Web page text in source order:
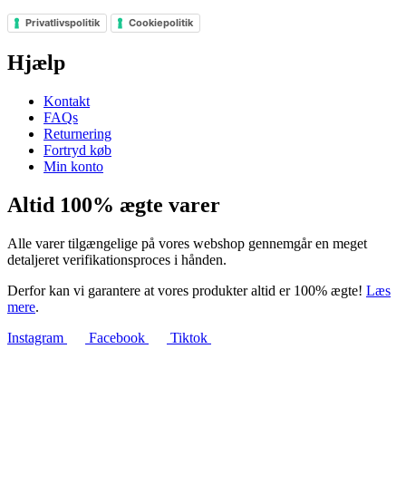
Privatlivspolitik Cookiepolitik
Hjælp
Kontakt
FAQs
Returnering
Fortryd køb
Min konto
Altid 100% ægte varer
Alle varer tilgængelige på vores webshop gennemgår en meget
detaljeret verifikationsproces i hånden.
Derfor kan vi garantere at vores produkter altid er 100% ægte! Læs
mere.
Instagram
Facebook Tiktok